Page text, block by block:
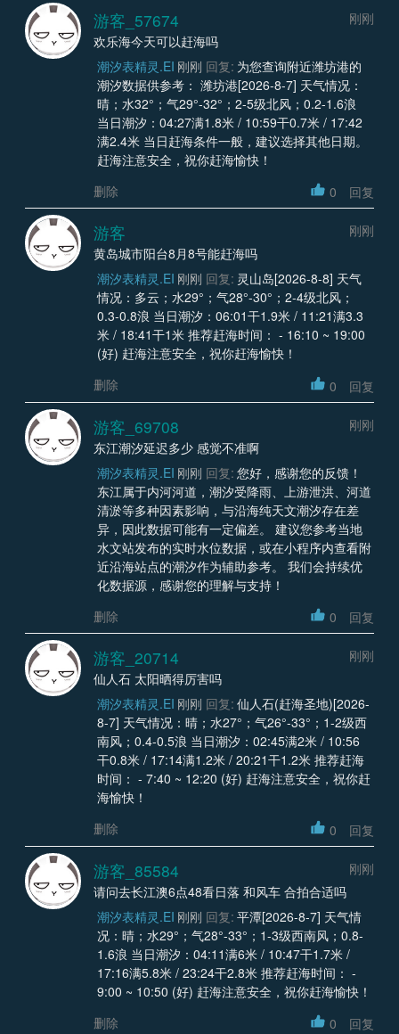
游客_57674
刚刚
欢乐海今天可以赶海吗
潮汐表精灵.EI 刚刚 回复: 为您查询附近潍坊港的
潮汐数据供参考： 潍坊港[2026-8-7] 天气情况：
晴；水32°；气29°-32°；2-5级北风；0.2-1.6浪
当日潮汐：04:27满1.8米 / 10:59干0.7米 / 17:42
满2.4米 当日赶海条件一般，建议选择其他日期。
赶海注意安全，祝你赶海愉快！
删除
0 回复
游客
刚刚
黄岛城市阳台8月8号能赶海吗
潮汐表精灵.EI 刚刚 回复: 灵山岛[2026-8-8] 天气
情况：多云；水29°；气28°-30°；2-4级北风；
0.3-0.8浪 当日潮汐：06:01干1.9米 / 11:21满3.3
米 / 18:41干1米 推荐赶海时间： - 16:10 ~ 19:00
(好) 赶海注意安全，祝你赶海愉快！
删除
0 回复
游客_69708
刚刚
东江潮汐延迟多少 感觉不准啊
潮汐表精灵.EI 刚刚 回复: 您好，感谢您的反馈！
东江属于内河河道，潮汐受降雨、上游泄洪、河道
清淤等多种因素影响，与沿海纯天文潮汐存在差
异，因此数据可能有一定偏差。 建议您参考当地
水文站发布的实时水位数据，或在小程序内查看附
近沿海站点的潮汐作为辅助参考。 我们会持续优
化数据源，感谢您的理解与支持！
删除
0 回复
游客_20714
刚刚
仙人石 太阳晒得厉害吗
潮汐表精灵.EI 刚刚 回复: 仙人石(赶海圣地)[2026-
8-7] 天气情况：晴；水27°；气26°-33°；1-2级西
南风；0.4-0.5浪 当日潮汐：02:45满2米 / 10:56
干0.8米 / 17:14满1.2米 / 20:21干1.2米 推荐赶海
时间： - 7:40 ~ 12:20 (好) 赶海注意安全，祝你赶
海愉快！
删除
0 回复
游客_85584
刚刚
请问去长江澳6点48看日落 和风车 合拍合适吗
潮汐表精灵.EI 刚刚 回复: 平潭[2026-8-7] 天气情
况：晴；水29°；气28°-33°；1-3级西南风；0.8-
1.6浪 当日潮汐：04:11满6米 / 10:47干1.7米 /
17:16满5.8米 / 23:24干2.8米 推荐赶海时间： -
9:00 ~ 10:50 (好) 赶海注意安全，祝你赶海愉快！
删除
0 回复